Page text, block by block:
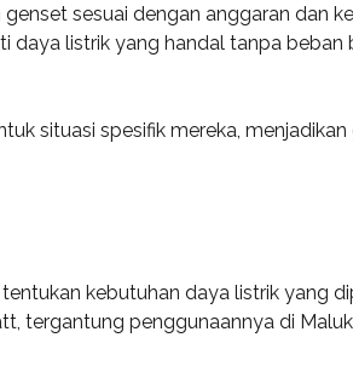
sesuai dengan anggaran dan
daya listrik yang handal tanpa beban
situasi spesifik mereka,
kebutuhan daya listrik yang
tergantung penggunaannya di